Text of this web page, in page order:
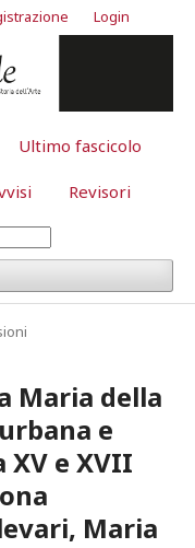
Ultimo fascicolo
Revisori
Login
Maria della
e
e XVII
Maria